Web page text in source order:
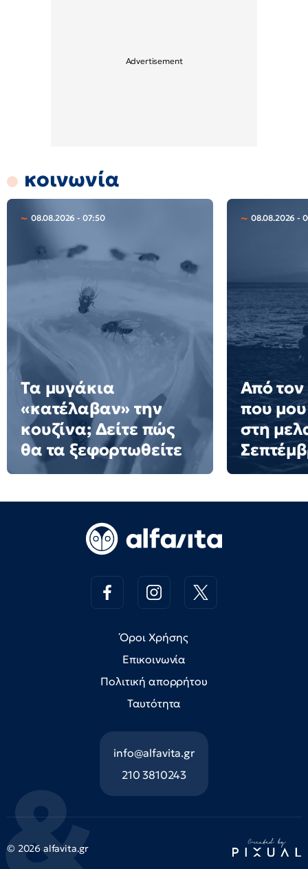
κοινωνία
08.08.2026 - 07:50
Τα μυγάκια
«κατέλαβαν» την
κουζίνα; Δείτε πώς
θα τα ξεφορτωθείτε
08.08.2026 -
Από
που
στη
Όροι Χρήσης
Επικοινωνία
Πολιτική απορρήτου
Ταυτότητα
info@alfavita.gr
210 3810243
© 2026 alfavita.gr